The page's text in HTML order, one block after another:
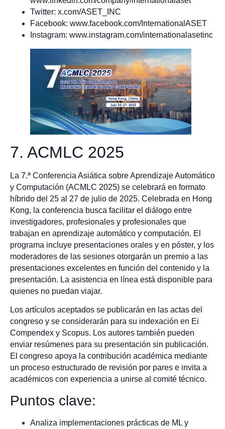
Twitter: x.com/ASET_INC
Facebook: www.facebook.com/InternationalASET
Instagram: www.instagram.com/internationalasetinc
7. ACMLC 2025
La 7.ª Conferencia Asiática sobre Aprendizaje Automático
y Computación (ACMLC 2025) se celebrará en formato
híbrido del 25 al 27 de julio de 2025. Celebrada en Hong
Kong, la conferencia busca facilitar el diálogo entre
investigadores, profesionales y profesionales que
trabajan en aprendizaje automático y computación. El
programa incluye presentaciones orales y en póster, y los
moderadores de las sesiones otorgarán un premio a las
presentaciones excelentes en función del contenido y la
presentación. La asistencia en línea está disponible para
quienes no puedan viajar.
Los artículos aceptados se publicarán en las actas del
congreso y se considerarán para su indexación en Ei
Compendex y Scopus. Los autores también pueden
enviar resúmenes para su presentación sin publicación.
El congreso apoya la contribución académica mediante
un proceso estructurado de revisión por pares e invita a
académicos con experiencia a unirse al comité técnico.
Puntos clave:
Analiza implementaciones prácticas de ML y